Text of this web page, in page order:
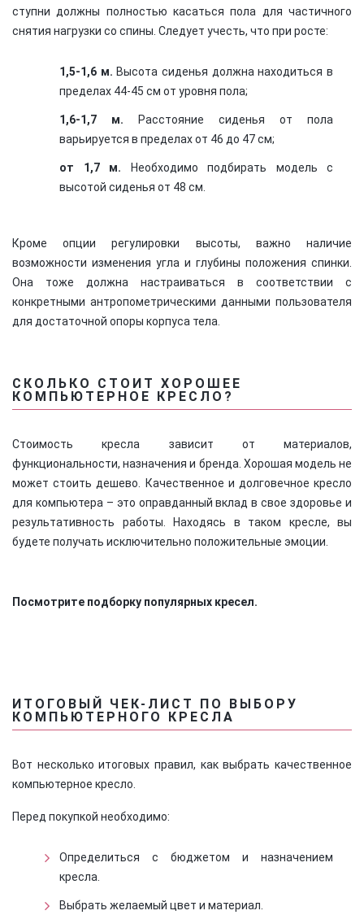
ступни должны полностью касаться пола для частичного
снятия нагрузки со спины. Следует учесть, что при росте:
1,5-1,6 м. Высота сиденья должна находиться в
пределах 44-45 см от уровня пола;
1,6-1,7 м. Расстояние сиденья от пола
варьируется в пределах от 46 до 47 см;
от 1,7 м. Необходимо подбирать модель с
высотой сиденья от 48 см.
Кроме опции регулировки высоты, важно наличие
возможности изменения угла и глубины положения спинки.
Она тоже должна настраиваться в соответствии с
конкретными антропометрическими данными пользователя
для достаточной опоры корпуса тела.
СКОЛЬКО СТОИТ ХОРОШЕЕ
КОМПЬЮТЕРНОЕ КРЕСЛО?
Стоимость кресла зависит от материалов,
функциональности, назначения и бренда. Хорошая модель не
может стоить дешево. Качественное и долговечное кресло
для компьютера – это оправданный вклад в свое здоровье и
результативность работы. Находясь в таком кресле, вы
будете получать исключительно положительные эмоции.
Посмотрите подборку популярных кресел.
ИТОГОВЫЙ ЧЕК-ЛИСТ ПО ВЫБОРУ
КОМПЬЮТЕРНОГО КРЕСЛА
Вот несколько итоговых правил, как выбрать качественное
компьютерное кресло.
Перед покупкой необходимо:
Определиться с бюджетом и назначением
кресла.
Выбрать желаемый цвет и материал.